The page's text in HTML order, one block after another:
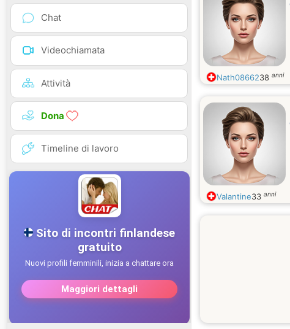
Chat
Videochiamata
Attività
Dona
Timeline di lavoro
Nath0866238 anni
Valantine33 anni